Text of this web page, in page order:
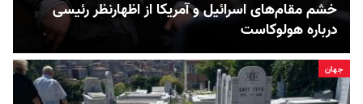
خشم مقام‌های اسرائیل و آمریکا از اظهارنظر رئیسی
درباره هولوکاست
جهان